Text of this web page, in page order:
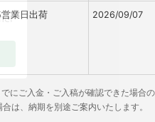
営業日出荷 2026/09/07
にご入金・ご入稿が確認できた場合の
は、納期を別途ご案内いたします。